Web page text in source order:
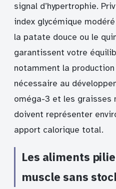
signal d’hypertrophie.
index glycémique
la patate douce ou le
garantissent votre
notamment la
nécessaire au
oméga-3 et les graisses
doivent représenter
apport calorique total.
Les aliments
muscle sans